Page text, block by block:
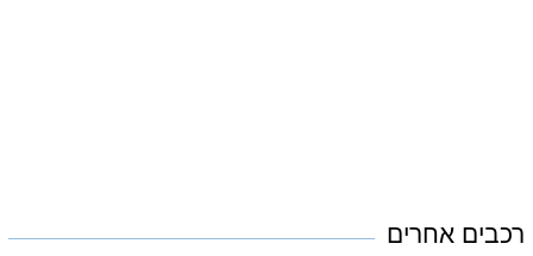
רכבים אחרים